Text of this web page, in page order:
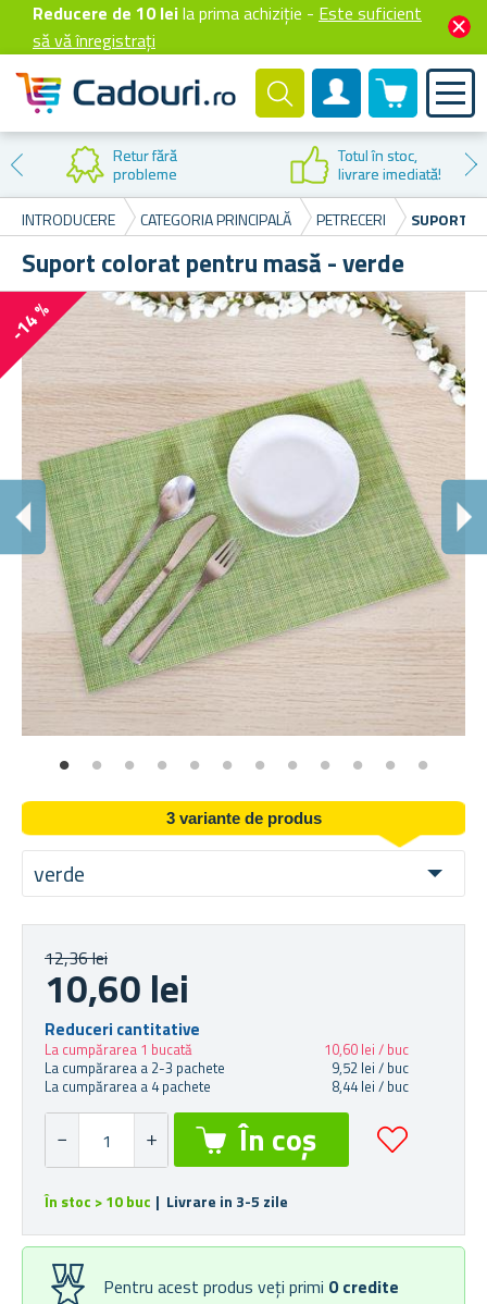
Reducere de 10 leila prima achiziție - Este suficient
să vă înregistrați
Cont client
0 produselor
Retur fără
probleme
Totul în stoc,
livrare imediată!
INTRODUCERE
CATEGORIA PRINCIPALĂ PETRECERI SUPORT
Suport colorat pentru masă - verde
-14 %
3 variante de produs
verde
12,36 lei
10,60 lei
Reduceri cantitative
La cumpărarea 1 bucată
10,60 lei / buc
La cumpărarea a 2-3 pachete
9,52 lei / buc
La cumpărarea a 4 pachete
8,44 lei / buc
În stoc > 10 buc | Livrare in 3-5 zile
Pentru acest produs veți primi 0 credite